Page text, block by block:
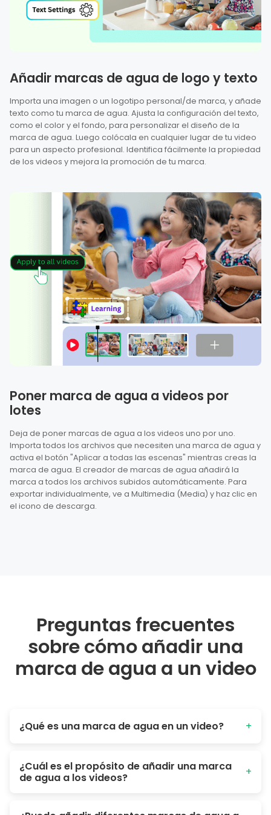
Añadir marcas de agua de logo y texto
Importa una imagen o un logotipo personal/de marca, y añade
texto como tu marca de agua. Ajusta la configuración del texto,
como el color y el fondo, para personalizar el diseño de la
marca de agua. Luego colócala en cualquier lugar de tu video
para un aspecto profesional. Identifica fácilmente la propiedad
de los videos y mejora la promoción de tu marca.
Poner marca de agua a videos por
lotes
Deja de poner marcas de agua a los videos uno por uno.
Importa todos los archivos que necesiten una marca de agua y
activa el botón "Aplicar a todas las escenas" mientras creas la
marca de agua. El creador de marcas de agua añadirá la
marca a todos los archivos subidos automáticamente. Para
exportar individualmente, ve a Multimedia (Media) y haz clic en
el icono de descarga.
Preguntas frecuentes
sobre cómo añadir una
marca de agua a un video
¿Qué es una marca de agua en un video? +
incrustado en un video que se utiliza para identificar a su
creador. Puede colocarse en la esquina inferior derecha
¿Cuál es el propósito de añadir una marca
de agua a los videos?
+